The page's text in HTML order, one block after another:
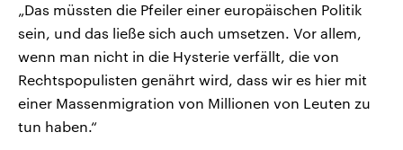
„Das müssten die Pfeiler einer europäischen Politik
sein, und das ließe sich auch umsetzen. Vor allem,
wenn man nicht in die Hysterie verfällt, die von
Rechtspopulisten genährt wird, dass wir es hier mit
einer Massenmigration von Millionen von Leuten zu
tun haben.“